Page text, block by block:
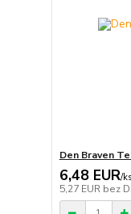
Den Braven
6,48 EUR/ks
5,27 EUR bez